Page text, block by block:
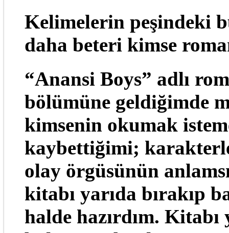
Kelimelerin peşindeki
daha beteri kimse
“Anansi Boys” adlı
bölümüne geldiğimde
kimsenin okumak
kaybettiğimi;
olay örgüsünün
kitabı yarıda bırakıp
halde hazırdım. Kitabı